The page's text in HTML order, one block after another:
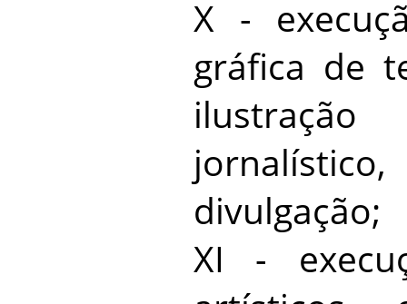
X -
gráfica de
divulgação;
XI -